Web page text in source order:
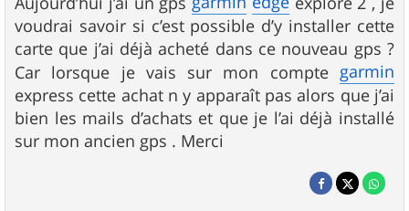
e
voudrai savoir si c’est possible d’y installer cette
carte que j’ai déjà acheté dans ce nouveau gps ?
Car lorsque je vais sur mon compte garmin
express cette achat n y apparaît pas alors que j’ai
bien les mails d’achats et que je l’ai déjà installé
sur mon ancien gps . Merci